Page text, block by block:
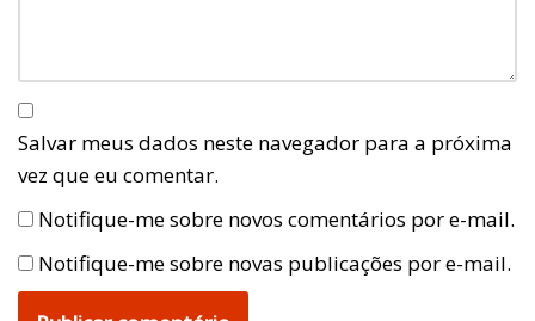
Salvar meus dados neste navegador para a próxima
vez que eu comentar.
Notifique-me sobre novos comentários por e-mail.
Notifique-me sobre novas publicações por e-mail.